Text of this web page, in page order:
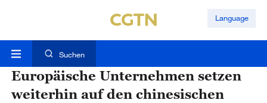
Language
Suchen
Europäische Unternehmen setzen
weiterhin auf den chinesischen